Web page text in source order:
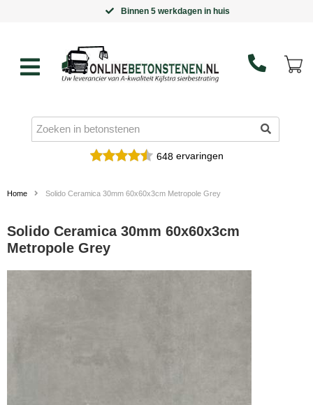
Binnen 5 werkdagen in huis
648ervaringen
Home Solido Ceramica 30mm 60x60x3cm Metropole Grey
Solido Ceramica 30mm 60x60x3cm
Metropole Grey